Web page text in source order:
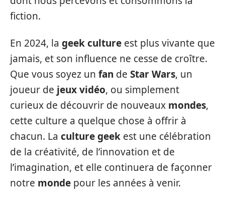
fiction.
En 2024, la geek culture est plus vivante que
jamais, et son influence ne cesse de croître.
Que vous soyez un fan de Star Wars, un
joueur de jeux vidéo, ou simplement
curieux de découvrir de nouveaux mondes,
cette culture a quelque chose à offrir à
chacun. La culture geek est une célébration
de la créativité, de l’innovation et de
l’imagination, et elle continuera de façonner
notre monde pour les années à venir.